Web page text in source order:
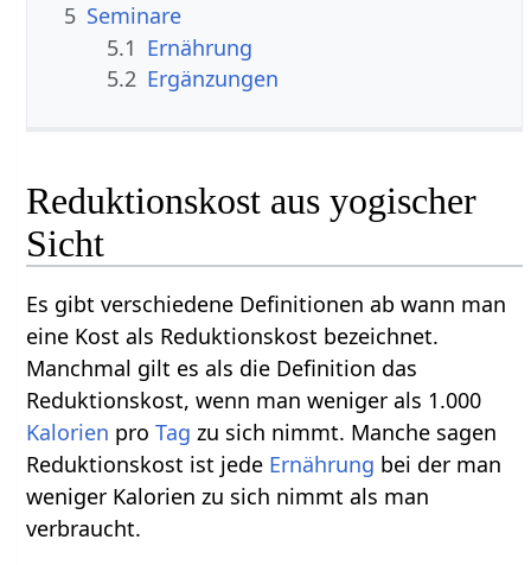
5 Seminare
5.1 Ernährung
5.2 Ergänzungen
Reduktionskost aus yogischer
Sicht
Es gibt verschiedene Definitionen ab wann man
eine Kost als Reduktionskost bezeichnet.
Manchmal gilt es als die Definition das
Reduktionskost, wenn man weniger als 1.000
Kalorien proTag zu sich nimmt. Manche sagen
Reduktionskost ist jede Ernährung bei der man
weniger Kalorien zu sich nimmt als man
verbraucht.